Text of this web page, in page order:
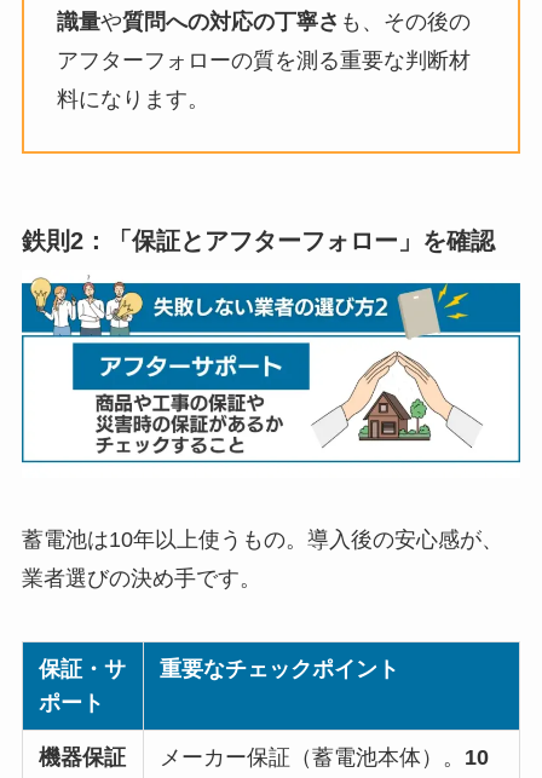
識量や質問への対応の丁寧さ も、その後の
アフターフォローの質を測る重要な判断材
料になります。
鉄則2：「保証とアフターフォロー」を確認
蓄電池は10年以上使うもの。導入後の安心感が、
業者選びの決め手です。
保証・サ
ポート
重要なチェックポイント
機器保証 メーカー保証（蓄電池本体）。 10